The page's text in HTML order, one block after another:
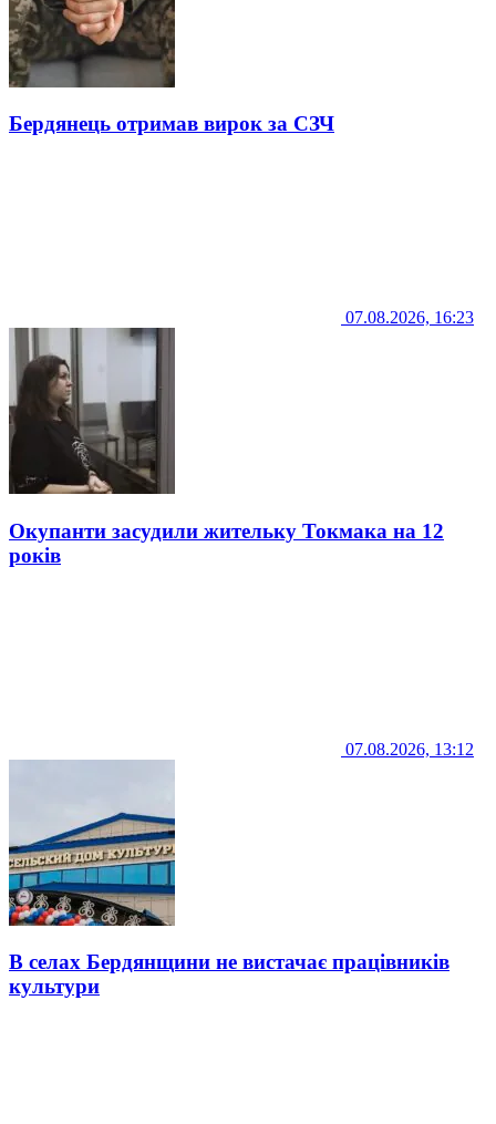
Бердянець отримав вирок за СЗЧ
07.08.2026, 16:23
Окупанти засудили жительку Токмака на 12
років
07.08.2026, 13:12
В селах Бердянщини не вистачає працівників
культури